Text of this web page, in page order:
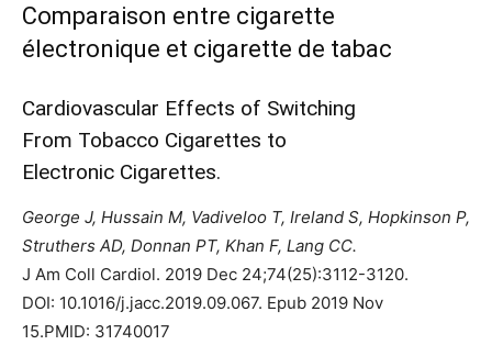
Comparaison entre cigarette
électronique et cigarette de tabac
Cardiovascular Effects of Switching
From Tobacco Cigarettes to
Electronic Cigarettes.
George J, Hussain M, Vadiveloo T, Ireland S, Hopkinson P,
Struthers AD, Donnan PT, Khan F, Lang CC.
J Am Coll Cardiol. 2019 Dec 24;74(25):3112-3120.
DOI: 10.1016/j.jacc.2019.09.067. Epub 2019 Nov
15.PMID: 31740017